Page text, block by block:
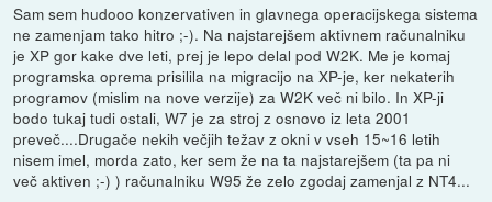
Sam sem hudooo konzervativen in glavnega operacijskega sistema
ne zamenjam tako hitro ;-). Na najstarejšem aktivnem računalniku
je XP gor kake dve leti, prej je lepo delal pod W2K. Me je komaj
programska oprema prisilila na migracijo na XP-je, ker nekaterih
programov (mislim na nove verzije) za W2K več ni bilo. In XP-ji
bodo tukaj tudi ostali, W7 je za stroj z osnovo iz leta 2001
preveč....Drugače nekih večjih težav z okni v vseh 15~16 letih
nisem imel, morda zato, ker sem že na ta najstarejšem (ta pa ni
več aktiven ;-) ) računalniku W95 že zelo zgodaj zamenjal z NT4...